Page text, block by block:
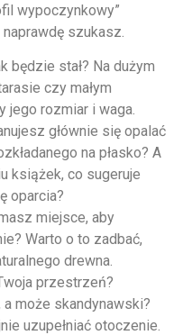
wypoczynkowy”
szukasz.
stał? Na dużym
czy małym
jego rozmiar i waga.
głównie się opalać
na płasko? A
książek, co sugeruje
oparcia?
miejsce, aby
Warto o to zadbać,
drewna.
przestrzeń?
może skandynawski?
uzupełniać otoczenie.